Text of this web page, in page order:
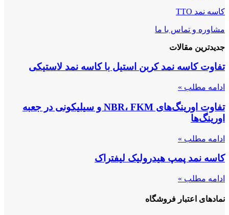
کاسه نمد TTO
مشاوره و تماس با ما
جدیدترین مقالات
تفاوت کاسه نمد کربن استیل با کاسه نمد لاستیکی
ادامه مطلب »
تفاوت اورینگ‌های NBR، FKM و سیلیکونی در جعبه
اورینگ‌ها
ادامه مطلب »
کاسه نمد پمپ هیدرولیک لیفتراک
ادامه مطلب »
نمادهای اعتبار فروشگاه